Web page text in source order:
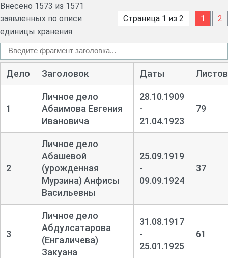
Внесено 1573 из 1571
заявленных по описи
единицы хранения
Страница 1 из 2 1 2
Дело Заголовок Даты Листов
1
Личное дело
Абаимова Евгения
Ивановича
28.10.1909
-
21.04.1923
79
2
Личное дело
Абашевой
(урожденная
Мурзина) Анфисы
Васильевны
25.09.1919
-
09.09.1924
37
3
Личное дело
Абдулсатарова
(Енгаличева)
Закуана
31.08.1917
-
25.01.1925
61